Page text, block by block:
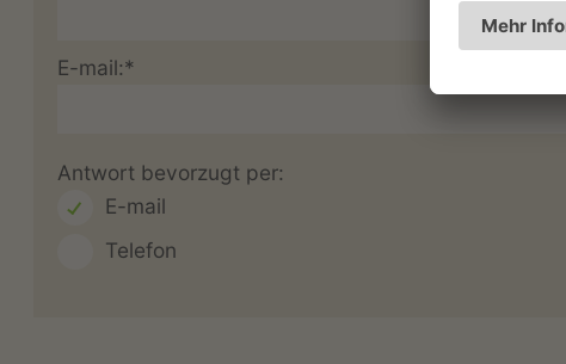
E-mail:*
Antwort bevorzugt per:
E-mail
Telefon